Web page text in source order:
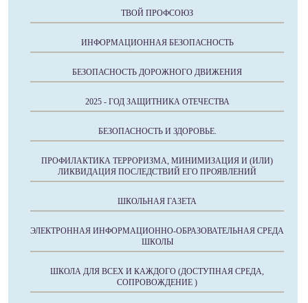
ТВОЙ ПРОФСОЮЗ
ИНФОРМАЦИОННАЯ БЕЗОПАСНОСТЬ
БЕЗОПАСНОСТЬ ДОРОЖНОГО ДВИЖЕНИЯ
2025 - ГОД ЗАЩИТНИКА ОТЕЧЕСТВА
БЕЗОПАСНОСТЬ И ЗДОРОВЬЕ.
ПРОФИЛАКТИКА ТЕРРОРИЗМА, МИНИМИЗАЦИЯ И (ИЛИ)
ЛИКВИДАЦИЯ ПОСЛЕДСТВИЙ ЕГО ПРОЯВЛЕНИЙ
ШКОЛЬНАЯ ГАЗЕТА
ЭЛЕКТРОННАЯ ИНФОРМАЦИОННО-ОБРАЗОВАТЕЛЬНАЯ СРЕДА
ШКОЛЫ
ШКОЛА ДЛЯ ВСЕХ И КАЖДОГО (ДОСТУПНАЯ СРЕДА,
СОПРОВОЖДЕНИЕ )